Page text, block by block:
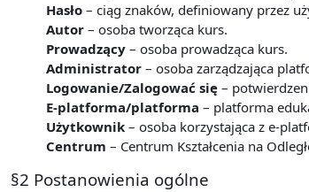
Hasło – ciąg znaków, definiowany przez
Autor – osoba tworząca kurs.
Prowadzący – osoba prowadząca kurs.
Administrator – osoba zarządzająca
Logowanie/Zalogować się –
E-platforma/platforma – platforma
Użytkownik – osoba korzystająca z e-
Centrum – Centrum Kształcenia na
§2 Postanowienia ogólne